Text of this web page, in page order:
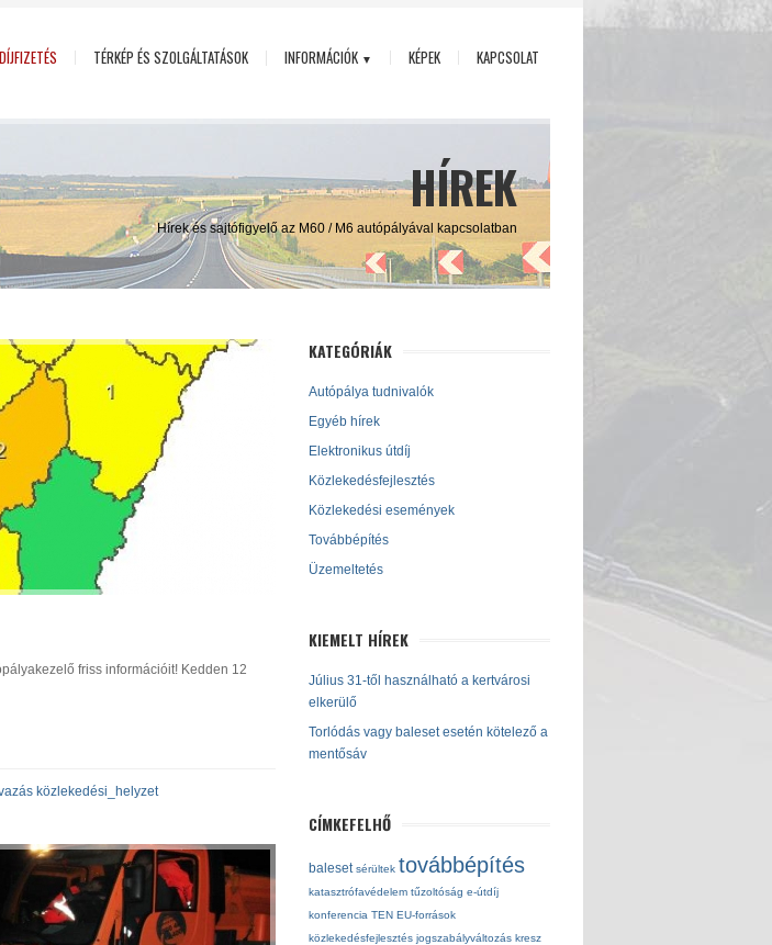
DÍJFIZETÉS TÉRKÉP ÉS SZOLGÁLTATÁSOK INFORMÁCIÓK ▼ KÉPEK KAPCSOLAT
HÍREK
Hírek és sajtófigyelő az M60 / M6 autópályával kapcsolatban
friss információit! Kedden 12
közlekedési_helyzet
KATEGÓRIÁK
Autópálya tudnivalók
Egyéb hírek
Elektronikus útdíj
Közlekedésfejlesztés
Közlekedési események
Továbbépítés
Üzemeltetés
KIEMELT HÍREK
Július 31-től használható a kertvárosi
elkerülő
Torlódás vagy baleset esetén kötelező a
mentősáv
CÍMKEFELHŐ
baleset sérültek továbbépítés
katasztrófavédelem tűzoltóság e-útdíj
konferencia TEN EU-források
közlekedésfejlesztés jogszabályváltozás kresz